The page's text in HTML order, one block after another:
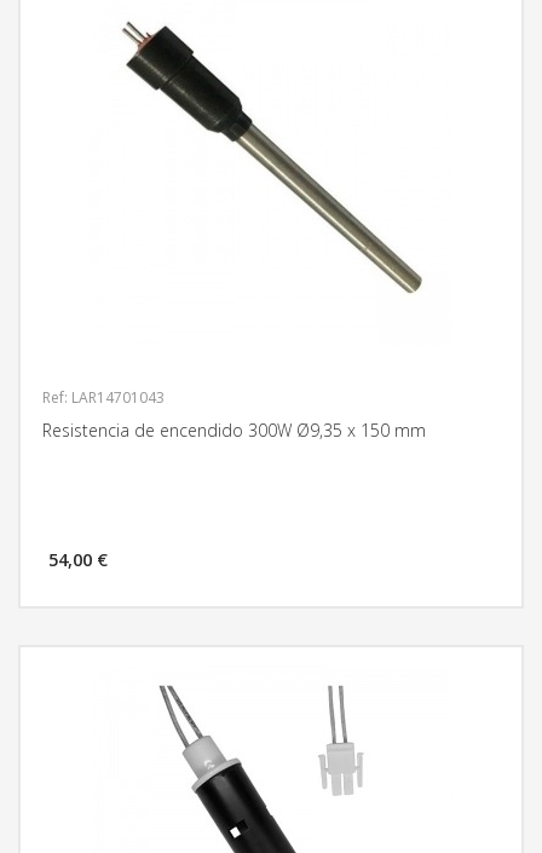
Ref: LAR14701043
Resistencia de encendido 300W Ø9,35 x 150 mm
54,00 €